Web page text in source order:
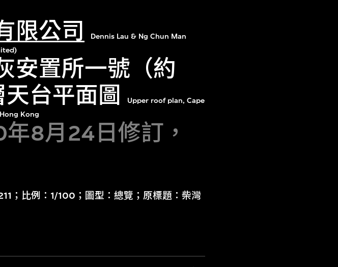
限公司
Dennis Lau & Ng Chun Man
安置所一號（約
台平面圖
Upper roof plan, Cape
Kong
8月24日修訂，
；比例：1/100；圖型：總覽；原標題：柴灣